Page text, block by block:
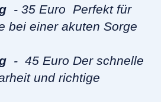
- 35 Euro Perfekt für
bei einer akuten Sorge
- 45 Euro Der schnelle
und richtige